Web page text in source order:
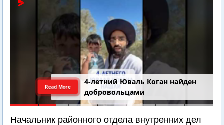
4-летний Юваль Коган найден
добровольцами
Read More
Начальник районного отдела внутренних дел